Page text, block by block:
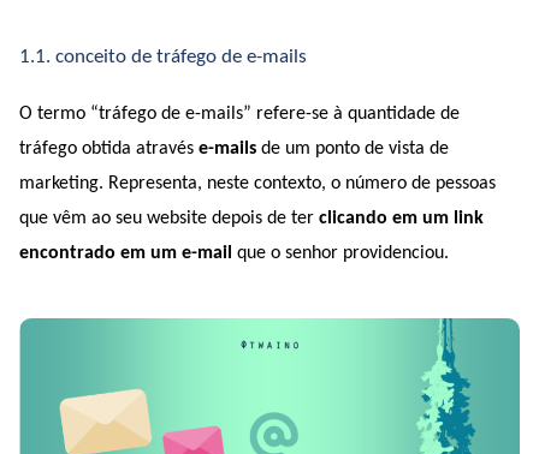
1.1. conceito de tráfego de e-mails
O termo “tráfego de e-mails” refere-se à quantidade de
tráfego obtida através e-mails de um ponto de vista de
marketing. Representa, neste contexto, o número de pessoas
que vêm ao seu website depois de ter clicando em um link
encontrado em um e-mail que o senhor providenciou.